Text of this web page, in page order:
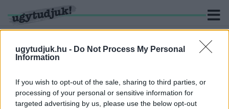
ugytudjuk.hu - Do Not Process My Personal
Information
If you wish to opt-out of the sale, sharing to third parties, or
processing of your personal or sensitive information for
targeted advertising by us, please use the below opt-out
KERESÉS
3 hír találató a(z) "Toldi Tamás" cimkével ellátva.